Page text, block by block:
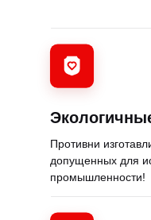
Противни
допущенных для
промышленности!